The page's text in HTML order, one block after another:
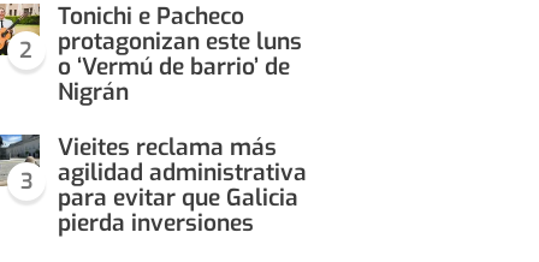
2
Tonichi e Pacheco
protagonizan este luns
o ‘Vermú de barrio’ de
Nigrán
3
Vieites reclama más
agilidad administrativa
para evitar que Galicia
pierda inversiones